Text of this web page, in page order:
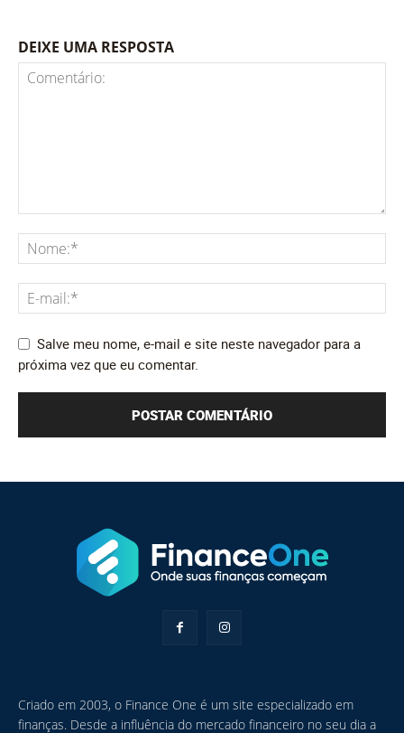
DEIXE UMA RESPOSTA
Salve meu nome, e-mail e site neste navegador para a
próxima vez que eu comentar.
Criado em 2003, o Finance One é um site especializado em
finanças. Desde a influência do mercado financeiro no seu dia a